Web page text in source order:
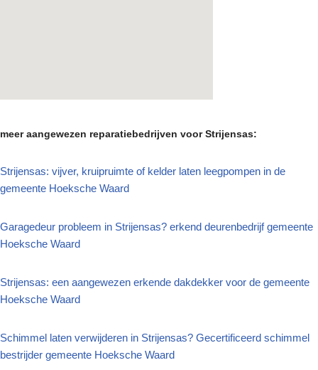
meer aangewezen reparatiebedrijven voor Strijensas:
Strijensas: vijver, kruipruimte of kelder laten leegpompen in de
gemeente Hoeksche Waard
Garagedeur probleem in Strijensas? erkend deurenbedrijf gemeente
Hoeksche Waard
Strijensas: een aangewezen erkende dakdekker voor de gemeente
Hoeksche Waard
Schimmel laten verwijderen in Strijensas? Gecertificeerd schimmel
bestrijder gemeente Hoeksche Waard